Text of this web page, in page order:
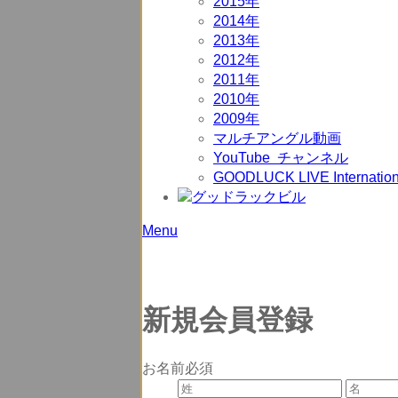
2014年
2013年
2012年
2011年
2010年
2009年
マルチアングル動画
YouTube チャンネル
GOODLUCK LIVE
Menu
新規会員登録
お名前必須